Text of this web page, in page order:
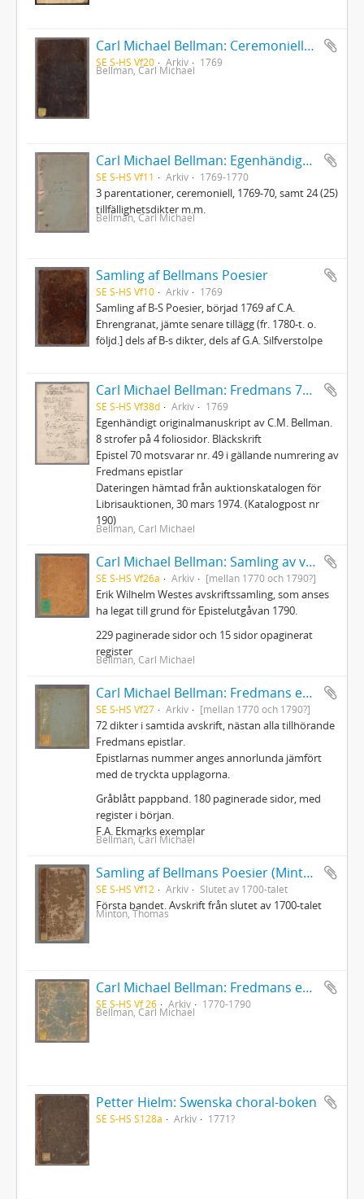
Carl Michael Bellman: Ceremonielle vid Parentation i Riddar-Capittlet af de Två Förgyllta Svinen, hållen öfver Bränvinsbrännaren och Ridd. Lundholm d.15 Okt.1769 af Ordensparentatorn... Janke Jensen
SE S-HS Vf20 Arkiv 1769
Bellman, Carl Michael
Carl Michael Bellman: Egenhändiga koncepter
SE S-HS Vf11 Arkiv 1769-1770
3 parentationer, ceremoniell, 1769-70, samt 24 (25)
tillfällighetsdikter m.m.
Bellman, Carl Michael
Samling af Bellmans Poesier
SE S-HS Vf10 Arkiv 1769
Samling af B-S Poesier, börjad 1769 af C.A.
Ehrengranat, jämte senare tillägg (fr. 1780-t. o.
följd.] dels af B-s dikter, dels af G.A. Silfverstolpe
Carl Michael Bellman: Fredmans 70:e Epistel. Om landstigningen wid Klubben i Mälarn en höst-afton 1769
SE S-HS Vf38d Arkiv 1769
Egenhändigt originalmanuskript av C.M. Bellman.
8 strofer på 4 foliosidor. Bläckskrift
Epistel 70 motsvarar nr. 49 i gällande numrering av
Fredmans epistlar
Dateringen hämtad från auktionskatalogen för
Librisauktionen, 30 mars 1974. (Katalogpost nr
190)
Bellman, Carl Michael
Carl Michael Bellman: Samling av visor och mindre poemer
SE S-HS Vf26a Arkiv [mellan 1770 och 1790?]
Erik Wilhelm Westes avskriftssamling, som anses
ha legat till grund för Epistelutgåvan 1790.
229 paginerade sidor och 15 sidor opaginerat
register
Bellman, Carl Michael
Carl Michael Bellman: Fredmans epistlar m.m.
SE S-HS Vf27 Arkiv [mellan 1770 och 1790?]
72 dikter i samtida avskrift, nästan alla tillhörande
Fredmans epistlar.
Epistlarnas nummer anges annorlunda jämfört
med de tryckta upplagorna.
Gråblått pappband. 180 paginerade sidor, med
register i början.
F.A. Ekmarks exemplar
Bellman, Carl Michael
Samling af Bellmans Poesier (Mintons ex.)
SE S-HS Vf12 Arkiv Slutet av 1700-talet
Första bandet. Avskrift från slutet av 1700-talet
Minton, Thomas
Carl Michael Bellman: Fredmans epistlar [Nechers ex.]. Ep. 1-50
SE S-HS Vf 26 Arkiv 1770-1790
Bellman, Carl Michael
Petter Hielm: Swenska choral-boken
SE S-HS S128a Arkiv 1771?